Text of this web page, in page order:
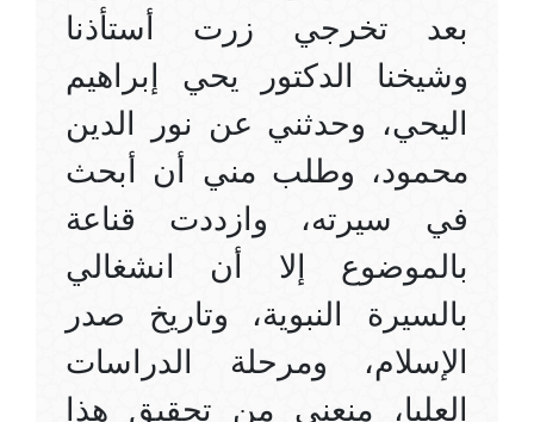
بعد تخرجي زرت أستأذنا
وشيخنا الدكتور يحي إبراهيم
اليحي، وحدثني عن نور الدين
محمود، وطلب مني أن أبحث
في سيرته، وازددت قناعة
بالموضوع إلا أن انشغالي
بالسيرة النبوية، وتاريخ صدر
الإسلام، ومرحلة الدراسات
العليا، منعني من تحقيق هذا